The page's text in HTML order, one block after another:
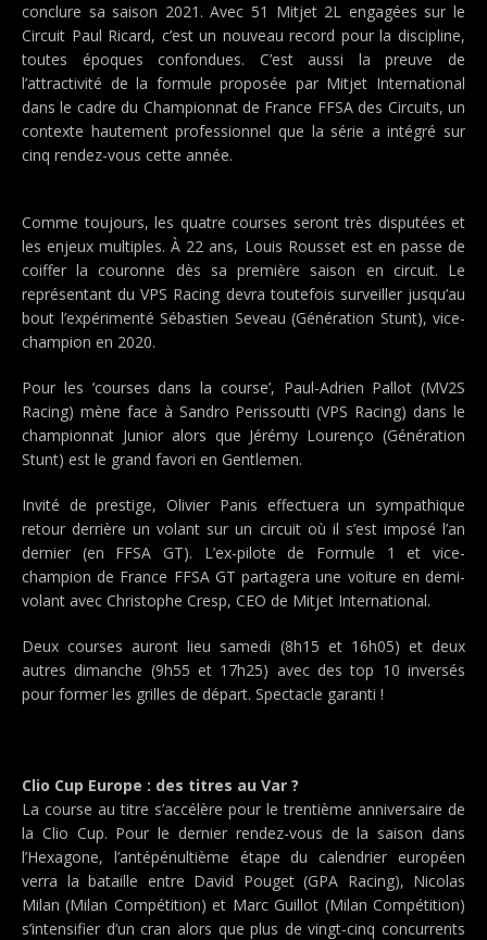
conclure sa saison 2021. Avec 51 Mitjet 2L engagées sur le
Circuit Paul Ricard, c’est un nouveau record pour la discipline,
toutes époques confondues. C’est aussi la preuve de
l’attractivité de la formule proposée par Mitjet International
dans le cadre du Championnat de France FFSA des Circuits, un
contexte hautement professionnel que la série a intégré sur
cinq rendez-vous cette année.
Comme toujours, les quatre courses seront très disputées et
les enjeux multiples. À 22 ans, Louis Rousset est en passe de
coiffer la couronne dès sa première saison en circuit. Le
représentant du VPS Racing devra toutefois surveiller jusqu’au
bout l’expérimenté Sébastien Seveau (Génération Stunt), vice-
champion en 2020.
Pour les ‘courses dans la course’, Paul-Adrien Pallot (MV2S
Racing) mène face à Sandro Perissoutti (VPS Racing) dans le
championnat Junior alors que Jérémy Lourenço (Génération
Stunt) est le grand favori en Gentlemen.
Invité de prestige, Olivier Panis effectuera un sympathique
retour derrière un volant sur un circuit où il s’est imposé l’an
dernier (en FFSA GT). L’ex-pilote de Formule 1 et vice-
champion de France FFSA GT partagera une voiture en demi-
volant avec Christophe Cresp, CEO de Mitjet International.
Deux courses auront lieu samedi (8h15 et 16h05) et deux
autres dimanche (9h55 et 17h25) avec des top 10 inversés
pour former les grilles de départ. Spectacle garanti !
Clio Cup Europe : des titres au Var ?
La course au titre s’accélère pour le trentième anniversaire de
la Clio Cup. Pour le dernier rendez-vous de la saison dans
l’Hexagone, l’antépénultième étape du calendrier européen
verra la bataille entre David Pouget (GPA Racing), Nicolas
Milan (Milan Compétition) et Marc Guillot (Milan Compétition)
s’intensifier d’un cran alors que plus de vingt-cinq concurrents